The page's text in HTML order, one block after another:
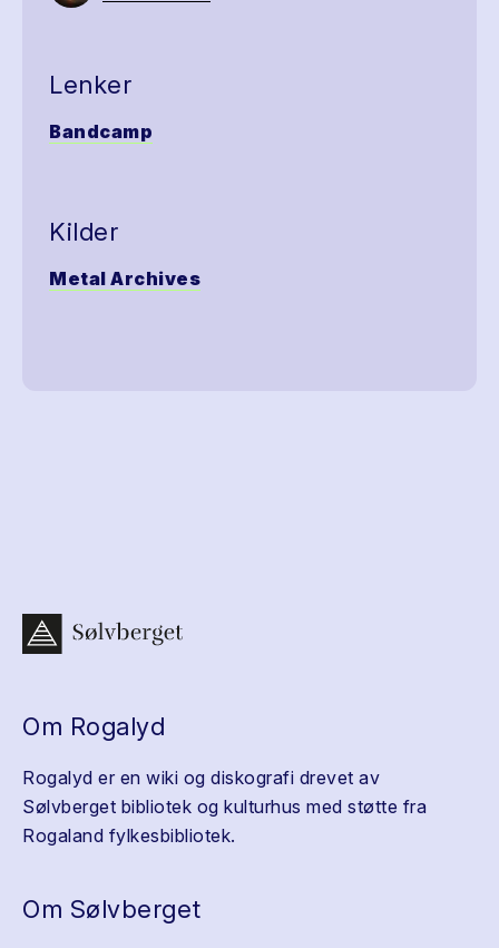
Lenker
Bandcamp
Kilder
Metal Archives
Om Rogalyd
Rogalyd er en wiki og diskografi drevet av
Sølvberget bibliotek og kulturhus med støtte fra
Rogaland fylkesbibliotek.
Om Sølvberget